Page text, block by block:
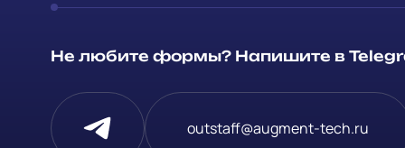
Не любите формы? Напишите в
outstaff@augment-tech.ru
Telegram
проект